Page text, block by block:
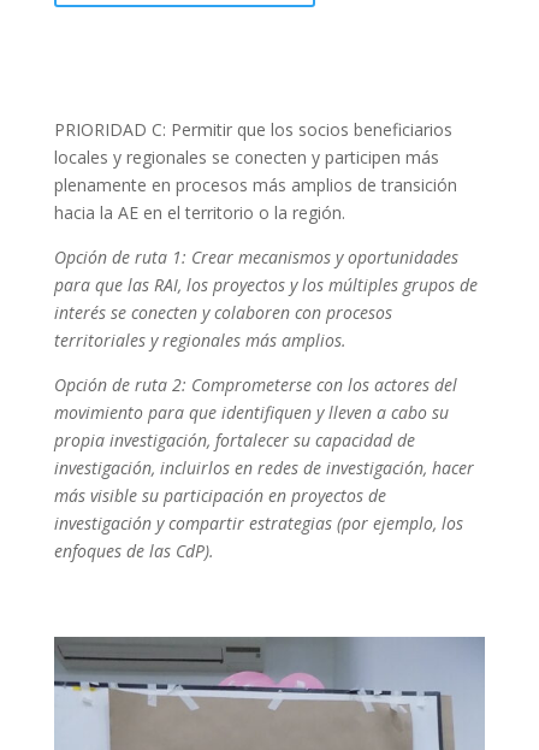
PRIORIDAD C: Permitir que los socios beneficiarios
locales y regionales se conecten y participen más
plenamente en procesos más amplios de transición
hacia la AE en el territorio o la región.
Opción de ruta 1: Crear mecanismos y oportunidades
para que las RAI, los proyectos y los múltiples grupos de
interés se conecten y colaboren con procesos
territoriales y regionales más amplios.
Opción de ruta 2: Comprometerse con los actores del
movimiento para que identifiquen y lleven a cabo su
propia investigación, fortalecer su capacidad de
investigación, incluirlos en redes de investigación, hacer
más visible su participación en proyectos de
investigación y compartir estrategias (por ejemplo, los
enfoques de las CdP).